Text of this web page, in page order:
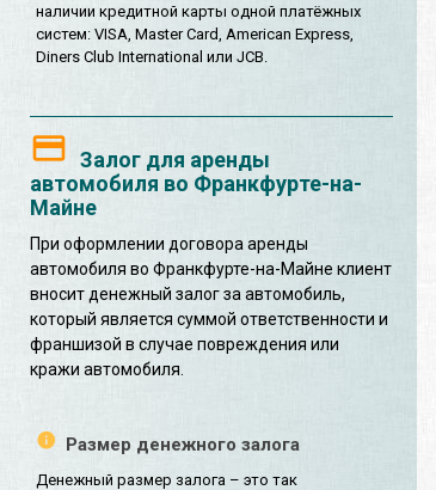
наличии кредитной карты одной платёжных
систем: VISA, Master Card, American Express,
Diners Club International или JCB.
Залог для аренды
автомобиля во Франкфурте-на-
Майне
При оформлении договора аренды
автомобиля во Франкфурте-на-Майне клиент
вносит денежный залог за автомобиль,
который является суммой ответственности и
франшизой в случае повреждения или
кражи автомобиля.
Размер денежного залога
Денежный размер залога – это так